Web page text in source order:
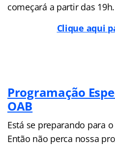
começará a partir das 19h.
Clique aqui
Programação
OAB
Está se preparando para
Então não perca nossa